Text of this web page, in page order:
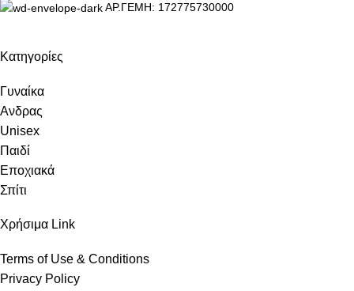
ΑΡ.ΓΕΜΗ: 172775730000
Κατηγορίες
Γυναίκα
Ανδρας
Unisex
Παιδί
Εποχιακά
Σπίτι
Χρήσιμα Link
Terms of Use & Conditions
Privacy Policy